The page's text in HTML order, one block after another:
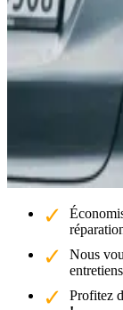
Nous
Profitez